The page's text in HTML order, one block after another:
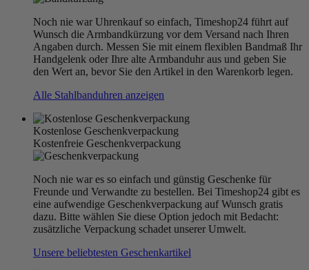
Noch nie war Uhrenkauf so einfach, Timeshop24 führt auf
Wunsch die Armbandkürzung vor dem Versand nach Ihren
Angaben durch. Messen Sie mit einem flexiblen Bandmaß Ihr
Handgelenk oder Ihre alte Armbanduhr aus und geben Sie
den Wert an, bevor Sie den Artikel in den Warenkorb legen.
Alle Stahlbanduhren anzeigen
Kostenlose Geschenkverpackung
Kostenfreie Geschenkverpackung
Noch nie war es so einfach und günstig Geschenke für
Freunde und Verwandte zu bestellen. Bei Timeshop24 gibt es
eine aufwendige Geschenkverpackung auf Wunsch gratis
dazu. Bitte wählen Sie diese Option jedoch mit Bedacht:
zusätzliche Verpackung schadet unserer Umwelt.
Unsere beliebtesten Geschenkartikel